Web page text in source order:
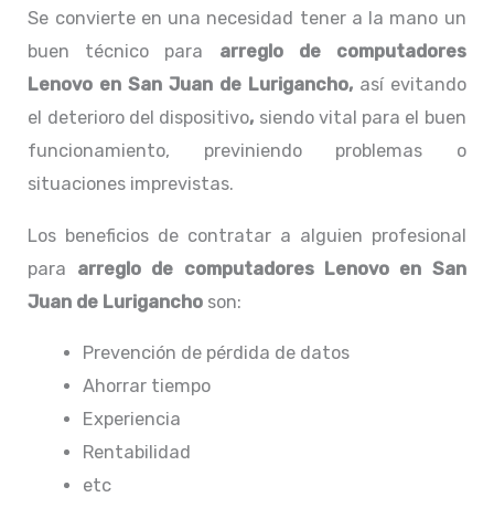
Se convierte en una necesidad tener a la mano un
buen técnico para arreglo de computadores
Lenovo en San Juan de Lurigancho, así evitando
el deterioro del dispositivo, siendo vital para el buen
funcionamiento, previniendo problemas o
situaciones imprevistas.
Los beneficios de contratar a alguien profesional
para arreglo de computadoresLenovo en San
Juan de Lurigancho son:
Prevención de pérdida de datos
Ahorrar tiempo
Experiencia
Rentabilidad
etc